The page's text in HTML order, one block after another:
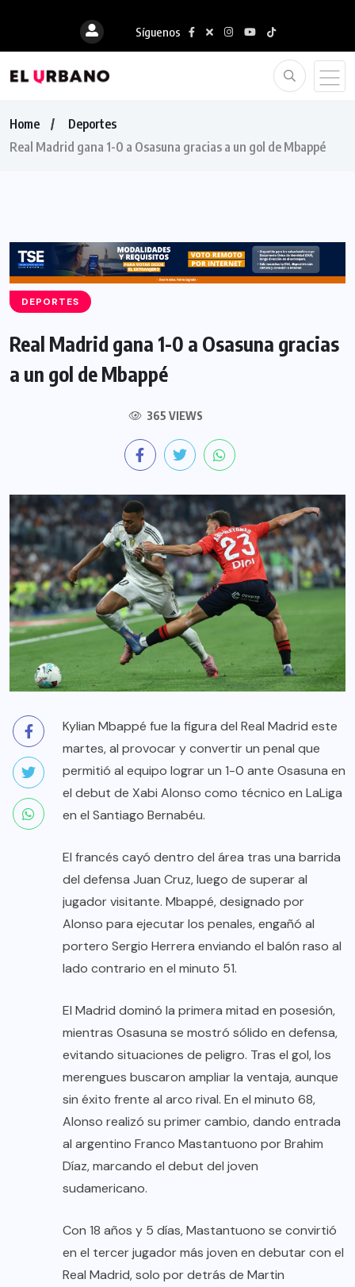
Síguenos
Home
Deportes
Real Madrid gana 1-0 a Osasuna gracias a un gol de Mbappé
DEPORTES
Real Madrid gana 1-0 a Osasuna gracias
a un gol de Mbappé
365 VIEWS
Kylian Mbappé fue la figura del Real Madrid este
martes, al provocar y convertir un penal que
permitió al equipo lograr un 1-0 ante Osasuna en
el debut de Xabi Alonso como técnico en LaLiga
en el Santiago Bernabéu.
El francés cayó dentro del área tras una barrida
del defensa Juan Cruz, luego de superar al
jugador visitante. Mbappé, designado por
Alonso para ejecutar los penales, engañó al
portero Sergio Herrera enviando el balón raso al
lado contrario en el minuto 51.
El Madrid dominó la primera mitad en posesión,
mientras Osasuna se mostró sólido en defensa,
evitando situaciones de peligro. Tras el gol, los
merengues buscaron ampliar la ventaja, aunque
sin éxito frente al arco rival. En el minuto 68,
Alonso realizó su primer cambio, dando entrada
al argentino Franco Mastantuono por Brahim
Díaz, marcando el debut del joven
sudamericano.
Con 18 años y 5 días, Mastantuono se convirtió
en el tercer jugador más joven en debutar con el
Real Madrid, solo por detrás de Martin